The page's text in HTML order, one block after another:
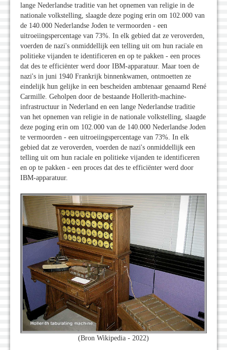
lange Nederlandse traditie van het opnemen van religie in de
nationale volkstelling, slaagde deze poging erin om 102.000 van
de 140.000 Nederlandse Joden te vermoorden - een
uitroeiingspercentage van 73%. In elk gebied dat ze veroverden,
voerden de nazi's onmiddellijk een telling uit om hun raciale en
politieke vijanden te identificeren en op te pakken - een proces
dat des te efficiënter werd door IBM-apparatuur. Maar toen de
nazi's in juni 1940 Frankrijk binnenkwamen, ontmoetten ze
eindelijk hun gelijke in een bescheiden ambtenaar genaamd René
Carmille. Geholpen door de bestaande Hollerith-machine-
infrastructuur in Nederland en een lange Nederlandse traditie
van het opnemen van religie in de nationale volkstelling, slaagde
deze poging erin om 102.000 van de 140.000 Nederlandse Joden
te vermoorden - een uitroeiingspercentage van 73%. In elk
gebied dat ze veroverden, voerden de nazi's onmiddellijk een
telling uit om hun raciale en politieke vijanden te identificeren
en op te pakken - een proces dat des te efficiënter werd door
IBM-apparatuur.
(Bron Wikipedia - 2022)